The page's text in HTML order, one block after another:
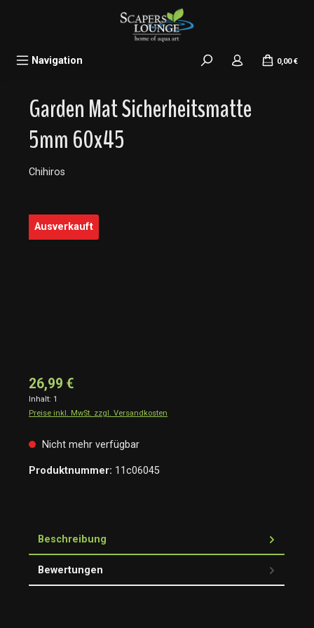
Navigation 0,00 €
Garden Mat Sicherheitsmatte
5mm 60x45
Chihiros
Bildergalerie überspringen
Ausverkauft
26,99 €
Inhalt: 1
Preise inkl. MwSt. zzgl. Versandkosten
Nicht mehr verfügbar
Produktnummer: 11c06045
Beschreibung
Bewertungen